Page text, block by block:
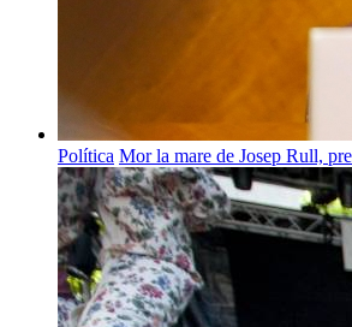
Política Mor la mare de Josep Rull,